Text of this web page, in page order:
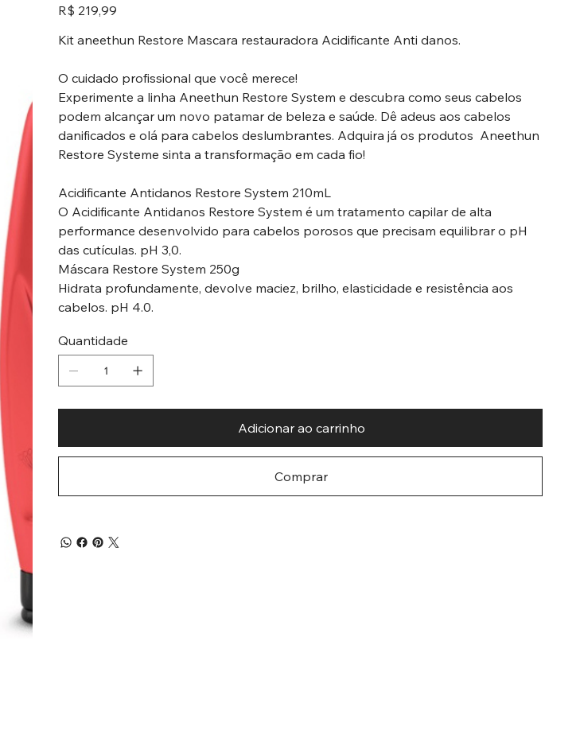
Preço
R$ 219,99
Kit aneethun Restore Mascara restauradora Acidificante Anti danos.
O cuidado profissional que você merece!
Experimente a linha Aneethun Restore System e descubra como seus cabelos
podem alcançar um novo patamar de beleza e saúde. Dê adeus aos cabelos
danificados e olá para cabelos deslumbrantes. Adquira já os produtos Aneethun
Restore Systeme sinta a transformação em cada fio!
Acidificante Antidanos Restore System 210mL
O Acidificante Antidanos Restore System é um tratamento capilar de alta
performance desenvolvido para cabelos porosos que precisam equilibrar o pH
das cutículas. pH 3,0.
Máscara Restore System 250g
Hidrata profundamente, devolve maciez, brilho, elasticidade e resistência aos
cabelos. pH 4.0.
Quantidade
Adicionar ao carrinho
Comprar